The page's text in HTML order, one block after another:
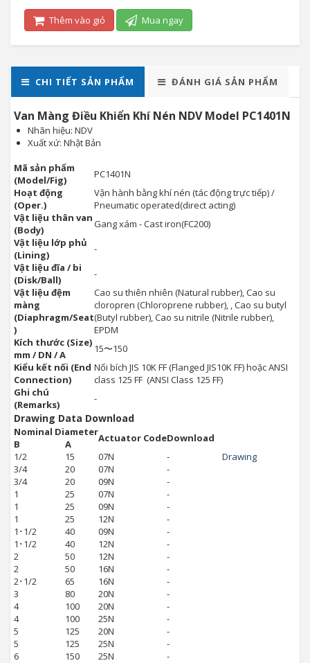
Thêm vào giỏ Mua ngay
CHI TIẾT SẢN PHẨM ĐÁNH GIÁ SẢN PHẨM
Van Màng Điều Khiển Khí Nén NDV Model PC1401N
Nhãn hiệu: NDV
Xuất xứ: Nhật Bản
Mã sản phẩm
(Model/Fig)
PC1401N
Hoạt động
(Oper.)
Vận hành bằng khí nén (tác động trực tiếp) /
Pneumatic operated(direct acting)
Vật liệu thân van
(Body)
Gang xám - Cast iron(FC200)
Vật liệu lớp phủ
(Lining)
-
Vật liệu đĩa / bi
(Disk/Ball)
-
Vật liệu đệm
màng
(Diaphragm/Seat
)
Cao su thiên nhiên (Natural rubber), Cao su
cloropren (Chloroprene rubber), , Cao su butyl
(Butyl rubber), Cao su nitrile (Nitrile rubber),
EPDM
Kích thước (Size)
mm / DN / A
15〜150
Kiểu kết nối (End
Connection)
Nối bích JIS 10K FF (Flanged JIS10K FF) hoặc ANSI
class 125 FF (ANSI Class 125 FF)
Ghi chú
(Remarks)
-
Drawing Data Download
Nominal DiameterActuator CodeDownload
B
A
1/2
15 07N -
Drawing
3/4
20 07N
-
3/4
20 09N
-
1
25 07N
-
1
25 09N
-
1
25 12N
-
1･1/2
40 09N
-
1･1/2
40 12N
-
2
50 12N
-
2
50 16N
-
2･1/2
65 16N
-
3
80 20N
-
4
100 20N
-
4
100 25N
-
5
125 20N
-
5
125 25N
-
6
150 25N
-